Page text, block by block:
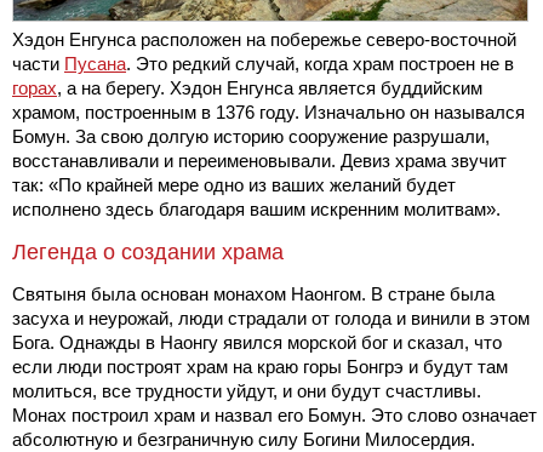
Хэдон Енгунса расположен на побережье северо-восточной
части Пусана. Это редкий случай, когда храм построен не в
горах, а на берегу. Хэдон Енгунса является буддийским
храмом, построенным в 1376 году. Изначально он назывался
Бомун. За свою долгую историю сооружение разрушали,
восстанавливали и переименовывали. Девиз храма звучит
так: «По крайней мере одно из ваших желаний будет
исполнено здесь благодаря вашим искренним молитвам».
Легенда о создании храма
Святыня была основан монахом Наонгом. В стране была
засуха и неурожай, люди страдали от голода и винили в этом
Бога. Однажды в Наонгу явился морской бог и сказал, что
если люди построят храм на краю горы Бонгрэ и будут там
молиться, все трудности уйдут, и они будут счастливы.
Монах построил храм и назвал его Бомун. Это слово означает
абсолютную и безграничную силу Богини Милосердия.